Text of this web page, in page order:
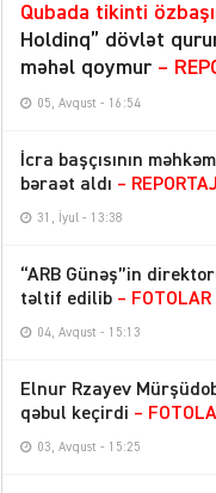
Qubada tikinti
Holdinq” dövlət
məhəl qoymur –
05, Avqust - 16:54
İcra başçısının
bəraət aldı – REPORTAJ
31, İyul - 13:38
“ARB Günəş”in
təltif edilib – FOTOLAR
04, Avqust - 15:13
Elnur Rzayev
qəbul keçirdi –
03, Avqust - 15:25